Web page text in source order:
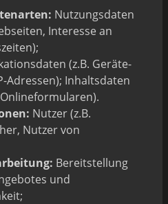
Nutzungsdaten
Interesse an
(z.B. Geräte-
Adressen); Inhaltsdaten
Nutzer (z.B.
Nutzer von
Bereitstellung
und